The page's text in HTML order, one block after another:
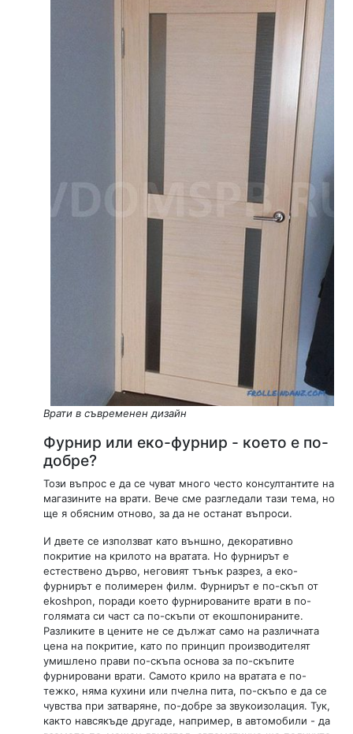
Врати в съвременен дизайн
Фурнир или еко-фурнир - което е по-
добре?
Този въпрос е да се чуват много често консултантите на
магазините на врати. Вече сме разгледали тази тема, но
ще я обясним отново, за да не останат въпроси.
И двете се използват като външно, декоративно
покритие на крилото на вратата. Но фурнирът е
естествено дърво, неговият тънък разрез, а еко-
фурнирът е полимерен филм. Фурнирът е по-скъп от
ekoshpon, поради което фурнированите врати в по-
голямата си част са по-скъпи от екошпонираните.
Разликите в цените не се дължат само на различната
цена на покритие, като по принцип производителят
умишлено прави по-скъпа основа за по-скъпите
фурнировани врати. Самото крило на вратата е по-
тежко, няма кухини или пчелна пита, по-скъпо е да се
чувства при затваряне, по-добре за звукоизолация. Тук,
както навсякъде другаде, например, в автомобили - да